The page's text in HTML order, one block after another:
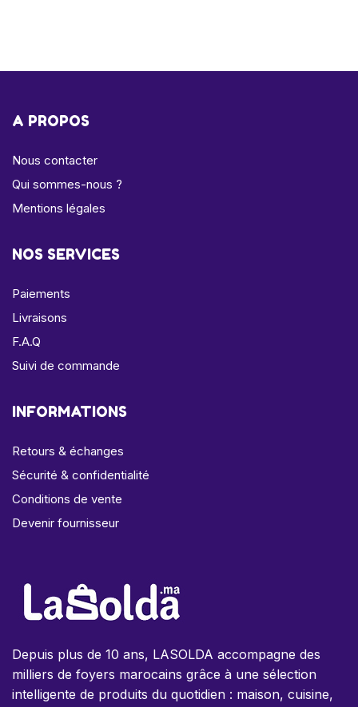
A PROPOS
Nous contacter
Qui sommes-nous ?
Mentions légales
NOS SERVICES
Paiements
Livraisons
F.A.Q
Suivi de commande
INFORMATIONS
Retours & échanges
Sécurité & confidentialité
Conditions de vente
Devenir fournisseur
Depuis plus de 10 ans, LASOLDA accompagne des
milliers de foyers marocains grâce à une sélection
intelligente de produits du quotidien : maison, cuisine,